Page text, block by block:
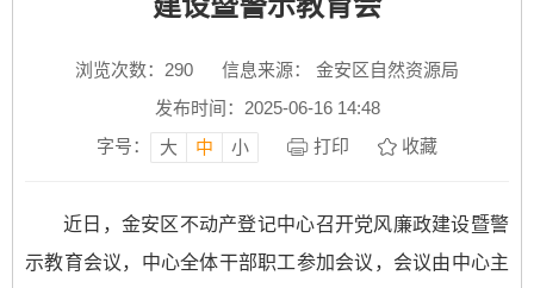
浏览次数： 290
信息来源： 金安区自然资源局
发布时间：2025-06-16 14:48
字号：
大 中 小 打印 收藏
近日，金安区不动产登记中心召开党风廉政建设暨警
示教育会议，中心全体干部职工参加会议，会议由中心主